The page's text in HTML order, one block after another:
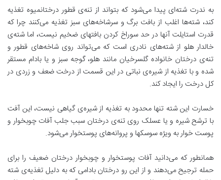
به ندرت شته‌ای پیدا می‌شود که بتواند از تنه‌ی قطور درختانمیوه تغذیه
کند، شته‌ها اغلب از بافت برگ و سرشاخه‌های سبز تغذیه می‌کنند چرا که
قدرت استایلت آنها در حد سوراخ کردن بافتهای ضخیم نیست، اما شته‌ی
خالدار هلو از شته‌های نادری است که می‌تواند روی شاخه‌های قطور و
تنه‌ی درختان خانواده گلسرخیان مانند هلو، گوجه سبز و یا بادام مستقر
شده و با تغذیه از شیره‌ی نباتی در این قسمت از درخت ضعف و زردی در
کل درخت را ایجاد کند.
خسارت این شته تنها محدود به تغذیه از شیره‌ی گیاهی نیست، این آفت
با ترشح شیره و یا عسلک روی تنه‌ی درختان سبب جلب آفات چوبخوار و
پوست خوار به ویژه سوسکها و پروانه‌های پوستخوار می‌شود.
همانطور که می‌دانید آفات پوستخوار و چوبخوار درختان ضعیف را برای
حمله ترجیح می‌دهند و از این رو درختان بادامی که به دلیل تغذیه‌ی شته